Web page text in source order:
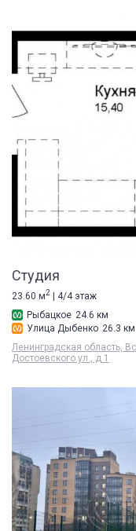
Студия
23.60 м2 | 4/4 этаж
Рыбацкое 24.6 км
Улица Дыбенко 26.3 км
Ленинградская область,
Достоевского ул., д 1